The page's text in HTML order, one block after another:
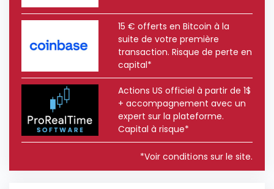
15 € offerts en Bitcoin à la
suite de votre première
transaction. Risque de perte en
capital*
Actions US officiel à partir de 1$
+ accompagnement avec un
expert sur la plateforme.
Capital à risque*
*Voir conditions sur le site.